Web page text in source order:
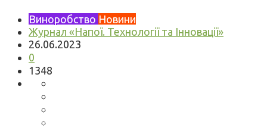
Виноробство Новини
Журнал «Напої. Технології та Інновації»
26.06.2023
0
1348